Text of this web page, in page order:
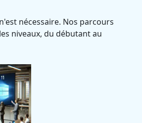
nécessaire. Nos parcours
niveaux, du débutant au